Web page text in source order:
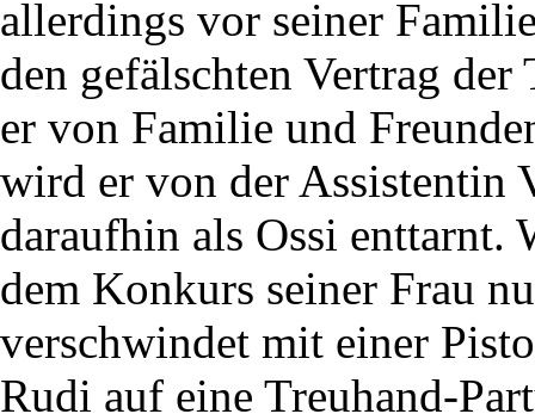
allerdings vor seiner
den gefälschten Vertrag
er von Familie und
wird er von der Assistentin
daraufhin als Ossi enttarnt.
dem Konkurs seiner Frau
verschwindet mit einer
Rudi auf eine Treuhand-